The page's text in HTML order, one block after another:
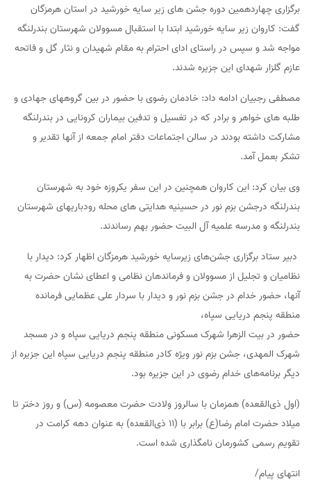
برگزاری چهاردهمین دوره جشن های زیر سایه خورشید در استان هرمزگان
گفت: کاروان زیر سایه خورشید ابتدا با استقبال مسوولان شهرستان بندرلنگه
مواجه شد و سپس در راستای ادای احترام به مقام شهیدان و نثار گل و فاتحه
عازم گلزار شهدای این جزیره شدند.
مصطفی رجبیان ادامه داد: خادمان رضوی با حضور در بین گروههای جهادی و
طلبه های خواهر و برادر که در تغسیل و تدفین بیماران کرونایی در بندرلنگه
مشارکت داشته بودند در سالن اجتماعات دفتر امام جمعه از آنها تقدیر و
تشکر بعمل آمد.
وی بیان کرد: این کاروان همچنین در این سفر یکروزه خود به شهرستان
بندرلنگه درجشن بزم نور در حسینیه هدایتی های محله رودباریهای شهرستان
بندرلنگه و مدرسه علمیه آل البیت حضور بهم رساندند.
دبیر ستاد برگزاری جشن‌های زیرسایه خورشید هرمزگان اظهار کرد: دیدار با
نظامیان و تجلیل از مسوولان و فرماندهان نظامی و اعطای نشان حضرت به
آنها، حضور خدام در جشن بزم نور و دیدار با سردار علی عظمایی فرمانده
منطقه پنجم دریایی سپاه،
حضور در بیت الزهرا شهرک مسکونی منطقه پنجم دریایی سپاه و در مسجد
شهرک المهدی، جشن بزم نور ویژه کادر منطقه پنجم دریایی سپاه این جزیره از
دیگر برنامه‌های خدام رضوی در این جزیره بود.
(اول ذی‌القعده) همزمان با سالروز ولادت حضرت معصومه (س) و روز دختر تا
میلاد حضرت امام رضا(ع) برابر با (۱۱ ذی‌القعده) به عنوان دهه کرامت در
تقویم رسمی کشورمان نامگذاری شده است.
انتهای پیام/